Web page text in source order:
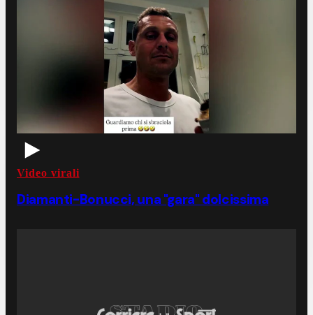
Video virali
Diamanti-Bonucci, una "gara" dolcissima